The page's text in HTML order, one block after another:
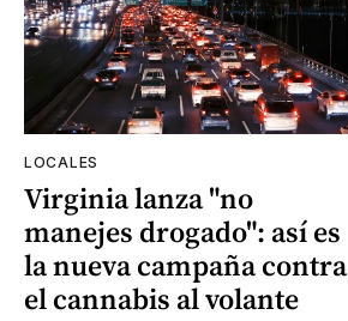
LOCALES
Virginia lanza "no
manejes drogado": así es
la nueva campaña contra
el cannabis al volante